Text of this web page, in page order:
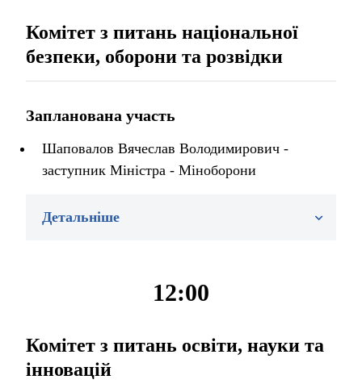
Комітет з питань національної
безпеки, оборони та розвідки
Запланована участь
Шаповалов Вячеслав Володимирович -
заступник Міністра - Міноборони
Детальніше
12:00
Комітет з питань освіти, науки та
інновацій